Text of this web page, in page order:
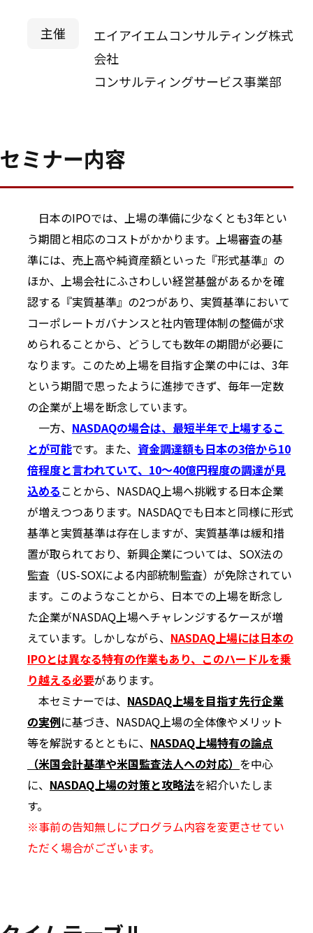
主催
エイアイエムコンサルティング株式
会社
コンサルティングサービス事業部
セミナー内容
日本のIPOでは、上場の準備に少なくとも3年とい
う期間と相応のコストがかかります。上場審査の基
準には、売上高や純資産額といった『形式基準』の
ほか、上場会社にふさわしい経営基盤があるかを確
認する『実質基準』の2つがあり、実質基準において
コーポレートガバナンスと社内管理体制の整備が求
められることから、どうしても数年の期間が必要に
なります。このため上場を目指す企業の中には、3年
という期間で思ったように進捗できず、毎年一定数
の企業が上場を断念しています。
一方、 NASDAQの場合は、最短半年で上場するこ
とが可能です。また、 資金調達額も日本の3倍から10
倍程度と言われていて、10～40億円程度の調達が見
込めることから、NASDAQ上場へ挑戦する日本企業
が増えつつあります。NASDAQでも日本と同様に形式
基準と実質基準は存在しますが、実質基準は緩和措
置が取られており、新興企業については、SOX法の
監査（US-SOXによる内部統制監査）が免除されてい
ます。このようなことから、日本での上場を断念し
た企業がNASDAQ上場へチャレンジするケースが増
えています。しかしながら、 NASDAQ上場には日本の
IPOとは異なる特有の作業もあり、このハードルを乗
り越える必要があります。
本セミナーでは、 NASDAQ上場を目指す先行企業
の実例に基づき、NASDAQ上場の全体像やメリット
等を解説するとともに、 NASDAQ上場特有の論点
（米国会計基準や米国監査法人への対応） を中心
に、 NASDAQ上場の対策と攻略法を紹介いたしま
す。
※事前の告知無しにプログラム内容を変更させてい
ただく場合がございます。